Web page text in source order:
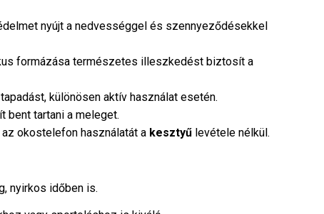
nyújt a nedvességgel és szennyeződésekkel
formázása természetes illeszkedést biztosít a
különösen aktív használat esetén.
bent tartani a meleget.
okostelefon használatát a kesztyű levétele nélkül.
nyirkos időben is.